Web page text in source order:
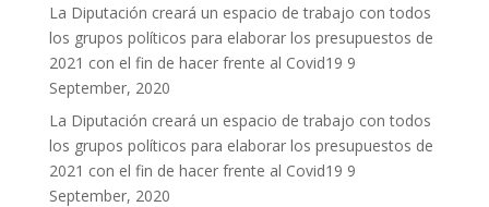
La Diputación creará un espacio de trabajo con todos
los grupos políticos para elaborar los presupuestos de
2021 con el fin de hacer frente al Covid19 9
September, 2020
La Diputación creará un espacio de trabajo con todos
los grupos políticos para elaborar los presupuestos de
2021 con el fin de hacer frente al Covid19 9
September, 2020